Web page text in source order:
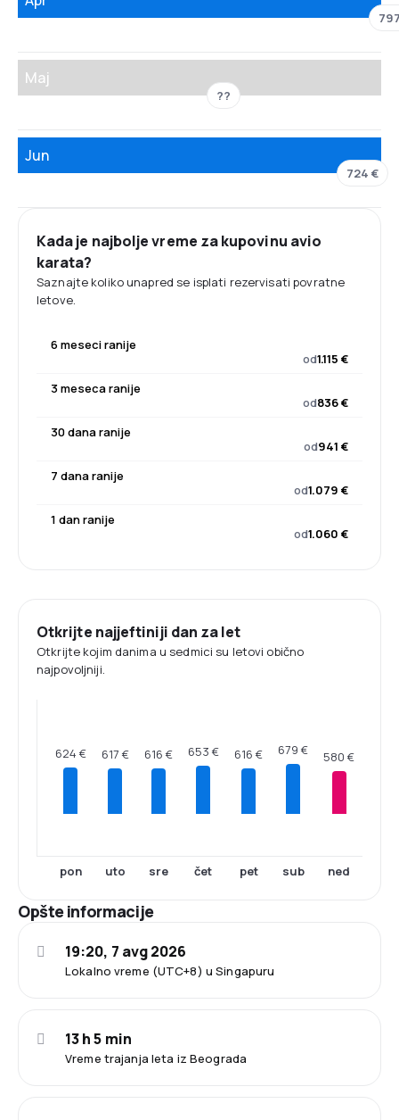
Maj
??
Jun
724 €
Kada je najbolje vreme za kupovinu avio
karata?
Saznajte koliko unapred se isplati rezervisati povratne
letove.
6 meseci ranije
od1.115 €
3 meseca ranije
od836 €
30 dana ranije
od941 €
7 dana ranije
od1.079 €
1 dan ranije
od1.060 €
Otkrijte najjeftiniji dan za let
Otkrijte kojim danima u sedmici su letovi obično
najpovoljniji.
624 €
pon
617 €
uto
616 €
sre
653 €
čet
616 €
pet
679 €
sub
580 €
ned
Opšte informacije
Lokalno vreme (UTC+8) u Singapuru
19:20, 7 avg 2026
Vreme trajanja leta iz Beograda
13 h 5 min